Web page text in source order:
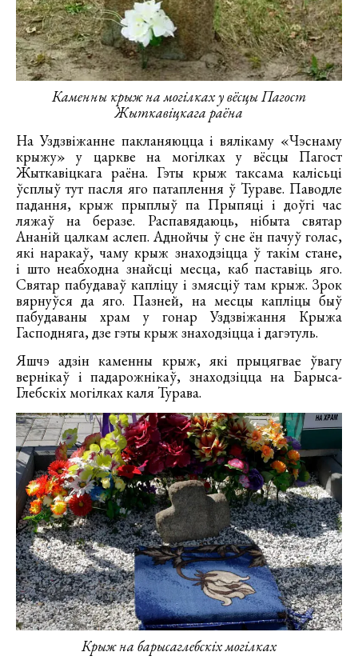
Каменны крыж на могілках у вёсцы Пагост
Жыткавіцкага раёна
На Уздзвіжанне пакланяюцца і вялікаму «Чэснаму
крыжу» у царкве на могілках у вёсцы Пагост
Жыткавіцкага раёна. Гэты крыж таксама калісьці
ўсплыў тут пасля яго патаплення ў Тураве. Паводле
падання, крыж прыплыў па Прыпяці і доўгі час
ляжаў на беразе. Распавядаюць, нібыта святар
Ананій цалкам аслеп. Аднойчы ў сне ён пачуў голас,
які наракаў, чаму крыж знаходзіцца ў такім стане,
і што неабходна знайсці месца, каб паставіць яго.
Святар пабудаваў капліцу і змясціў там крыж. Зрок
вярнуўся да яго. Пазней, на месцы капліцы быў
пабудаваны храм у гонар Уздзвіжання Крыжа
Гасподняга, дзе гэты крыж знаходзіцца і дагэтуль.
Яшчэ адзін каменны крыж, які прыцягвае ўвагу
вернікаў і падарожнікаў, знаходзіцца на Барыса-
Глебскіх могілках каля Турава.
Крыж на барысаглебскіх могілках